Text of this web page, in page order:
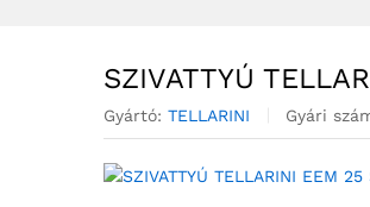
SZIVATTYÚ
Gyártó: TELLARINI Gyári